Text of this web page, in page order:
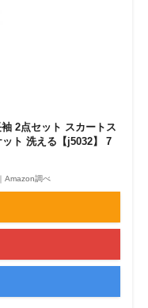
2点セット スカートス
ト 洗える【j5032】 7
Amazon調べ